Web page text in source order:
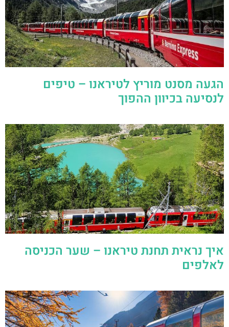
הגעה מסנט מוריץ לטיראנו – טיפים
לנסיעה בכיוון ההפוך
איך נראית תחנת טיראנו – שער הכניסה
לאלפים